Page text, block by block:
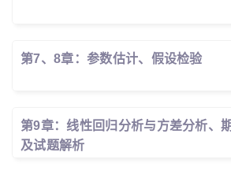
第7、8章：参数估计、假设检验
第9章：线性回归分析与方差分析、
及试题解析